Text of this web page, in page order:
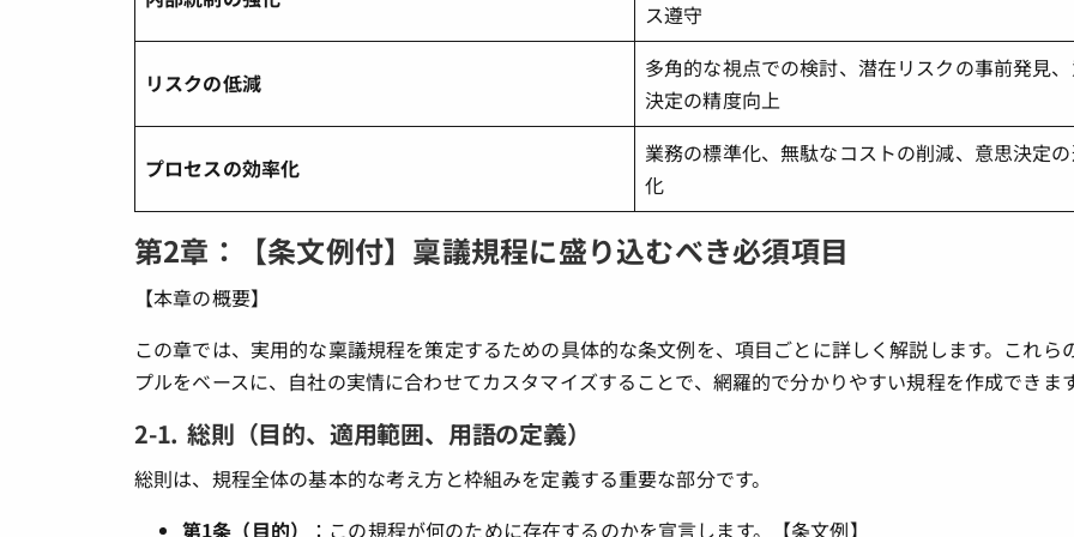
ス遵守
リスクの低減
多角的な視点での検討、潜在リスクの事前発見
決定の精度向上
プロセスの効率化
業務の標準化、無駄なコストの削減、意思決定
化
第2章：【条文例付】稟議規程に盛り込むべき必須項目
【本章の概要】
この章では、実用的な稟議規程を策定するための具体的な条文例を、項目ごとに詳しく解説します。これら
プルをベースに、自社の実情に合わせてカスタマイズすることで、網羅的で分かりやすい規程を作成できます
2-1. 総則（目的、適用範囲、用語の定義）
総則は、規程全体の基本的な考え方と枠組みを定義する重要な部分です。
第1条（目的）
：この規程が何のために存在するのかを宣言します。【条文例】